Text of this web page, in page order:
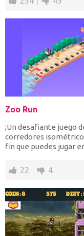
Zoo Run
¡Un desafiante juego
corredores
fin que puedes jugar
22 4